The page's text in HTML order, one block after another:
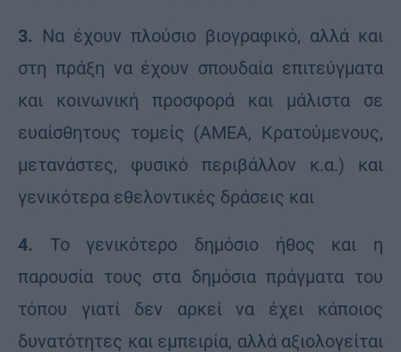
3. Να έχουν πλούσιο βιογραφικό, αλλά και
στη πράξη να έχουν σπουδαία επιτεύγματα
και κοινωνική προσφορά και μάλιστα σε
ευαίσθητους τομείς (ΑΜΕΑ, Κρατούμενους,
μετανάστες, φυσικό περιβάλλον κ.α.) και
γενικότερα εθελοντικές δράσεις και
4. Το γενικότερο δημόσιο ήθος και η
παρουσία τους στα δημόσια πράγματα του
τόπου γιατί δεν αρκεί να έχει κάποιος
δυνατότητες και εμπειρία, αλλά αξιολογείται